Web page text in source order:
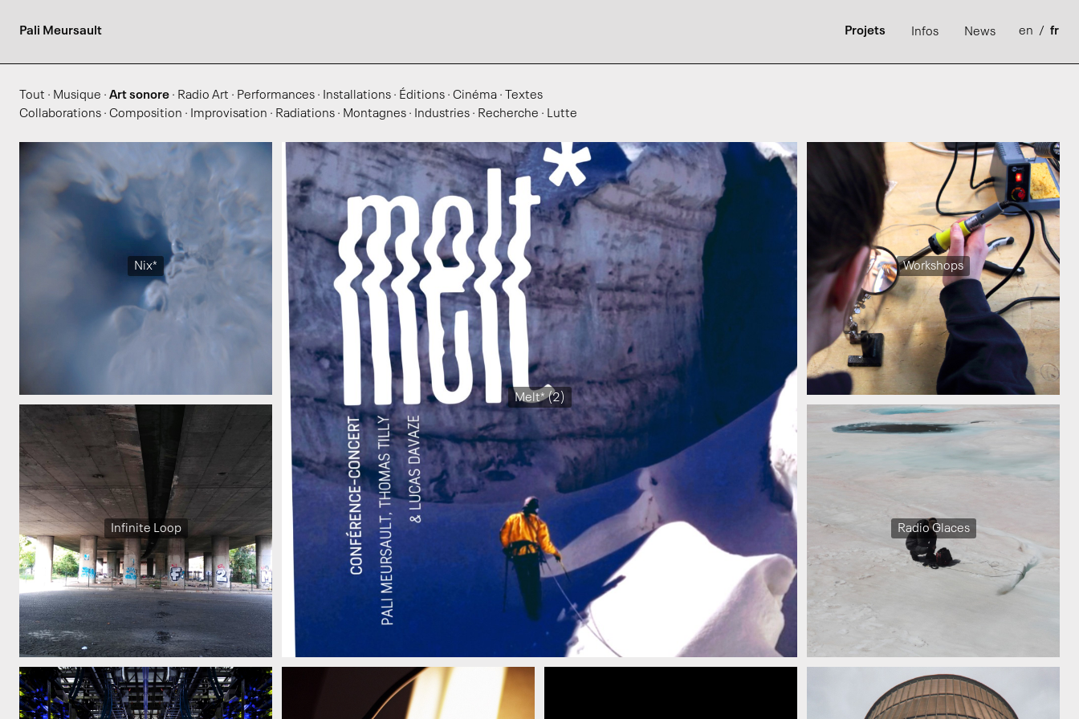
Pali Meursault Projets Infos News en / fr
Tout · Musique · Art sonore · Radio Art · Performances · Installations · Éditions · Cinéma ·
Textes
Collaborations · Composition · Improvisation · Radiations · Montagnes · Industries · Recherche · Lutte
Nix*
Melt* (2)
Workshops
Infinite Loop Radio Glaces